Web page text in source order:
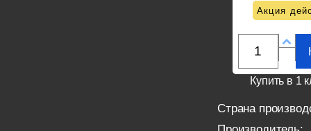
Акция
Купить в 1
Страна